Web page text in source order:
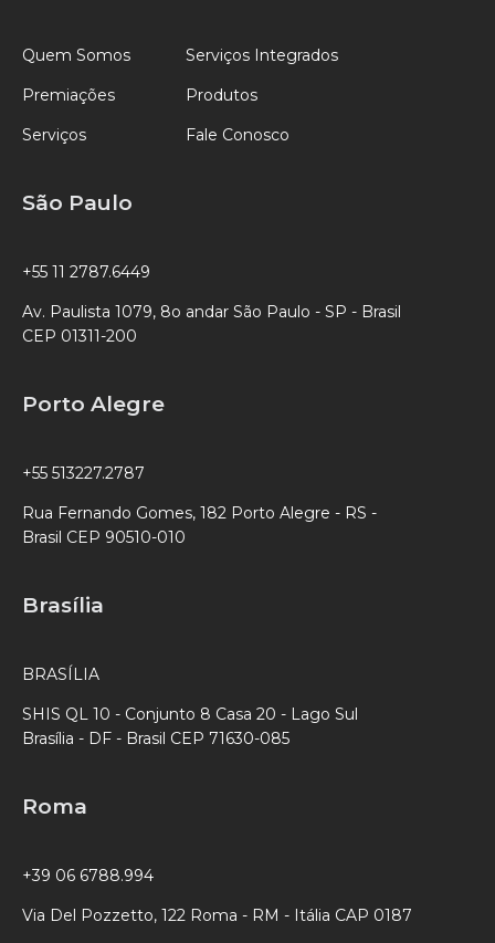
Quem Somos
Premiações
Serviços
Serviços Integrados
Produtos
Fale Conosco
São Paulo
+55 11 2787.6449
Av. Paulista 1079, 8o andar São Paulo - SP - Brasil
CEP 01311-200
Porto Alegre
+55 513227.2787
Rua Fernando Gomes, 182 Porto Alegre - RS -
Brasil CEP 90510-010
Brasília
BRASÍLIA
SHIS QL 10 - Conjunto 8 Casa 20 - Lago Sul
Brasília - DF - Brasil CEP 71630-085
Roma
+39 06 6788.994
Via Del Pozzetto, 122 Roma - RM - Itália CAP 0187